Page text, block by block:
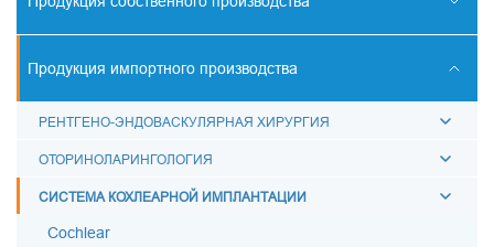
АКСЕССУАРЫ ДЛЯ ДЫХАТЕЛЬНОЙ ТЕРАПИИ
МЕШКИ ДЫХАТЕЛЬНЫЕ
МАСКИ ДЫХАТЕЛЬНЫЕ
ВОЗДУХОВОДЫ МЕДИЦИНСКИЕ
Продукция импортного производства
РЕНТГЕНО-ЭНДОВАСКУЛЯРНАЯ ХИРУРГИЯ
ОТОРИНОЛАРИНГОЛОГИЯ
СИСТЕМА КОХЛЕАРНОЙ ИМПЛАНТАЦИИ
Cochlear